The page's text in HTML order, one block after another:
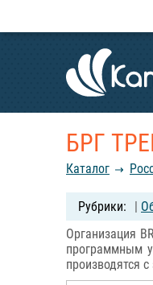
БРГ
Каталог
|
Организация
программным
производятся